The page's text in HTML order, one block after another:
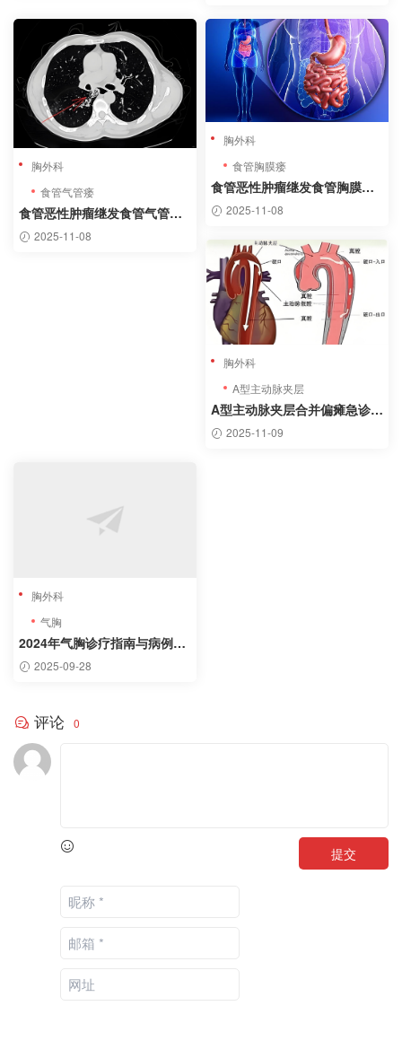
胸外科
食管气管瘘
食管恶性肿瘤继发食管气管瘘
(TEF)诊治指南
2025-11-08
胸外科
食管胸膜瘘
食管恶性肿瘤继发食管胸膜瘘
诊疗指南与病例分析
2025-11-08
胸外科
A型主动脉夹层
A型主动脉夹层合并偏瘫急诊诊
疗方案
2025-11-09
胸外科
气胸
2024年气胸诊疗指南与病例分
析 2025-09-28
评论 0
提交